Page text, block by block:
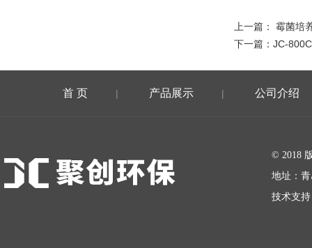
上一篇： 霉菌培
下一篇： JC-
首 页 | 产品展示 | 公司介绍
© 2018
地址：
技术支